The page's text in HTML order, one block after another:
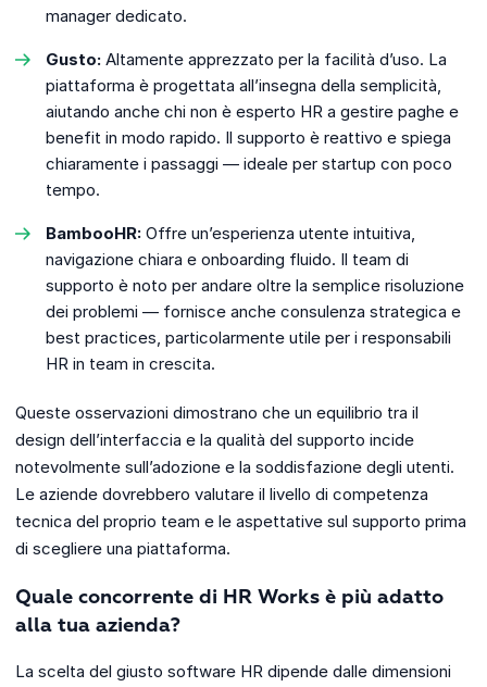
manager dedicato.
Gusto: Altamente apprezzato per la facilità d’uso. La
piattaforma è progettata all’insegna della semplicità,
aiutando anche chi non è esperto HR a gestire paghe e
benefit in modo rapido. Il supporto è reattivo e spiega
chiaramente i passaggi — ideale per startup con poco
tempo.
BambooHR: Offre un’esperienza utente intuitiva,
navigazione chiara e onboarding fluido. Il team di
supporto è noto per andare oltre la semplice risoluzione
dei problemi — fornisce anche consulenza strategica e
best practices, particolarmente utile per i responsabili
HR in team in crescita.
Queste osservazioni dimostrano che un equilibrio tra il
design dell’interfaccia e la qualità del supporto incide
notevolmente sull’adozione e la soddisfazione degli utenti.
Le aziende dovrebbero valutare il livello di competenza
tecnica del proprio team e le aspettative sul supporto prima
di scegliere una piattaforma.
Quale concorrente di HR Works è più adatto
alla tua azienda?
La scelta del giusto software HR dipende dalle dimensioni